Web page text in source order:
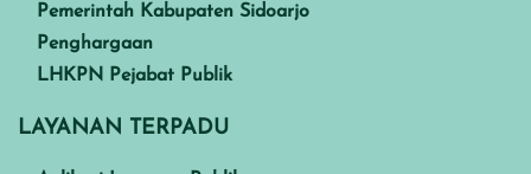
Pemerintah Kabupaten Sidoarjo
Penghargaan
LHKPN Pejabat Publik
LAYANAN TERPADU